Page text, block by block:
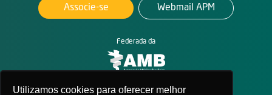
Utilizamos cookies para oferecer melhor
2026. All rights reserved
Federada da
Associe-se Webmail APM